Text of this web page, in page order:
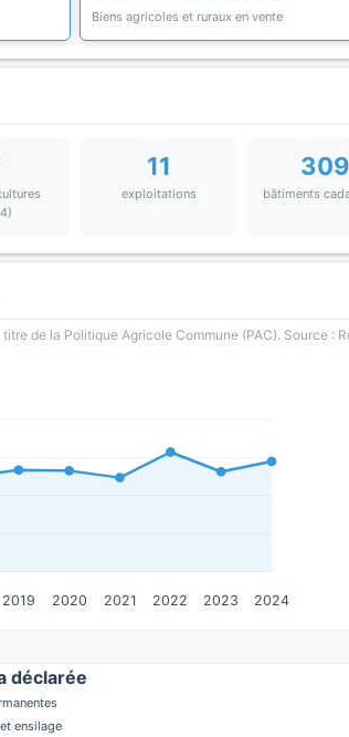
Biens agricoles et ruraux en vente
11
exploitations
309
bâtiments
de la Politique Agricole Commune (PAC). Source :
2019 2020 2021 2022 2023 2024
déclarée
ensilage